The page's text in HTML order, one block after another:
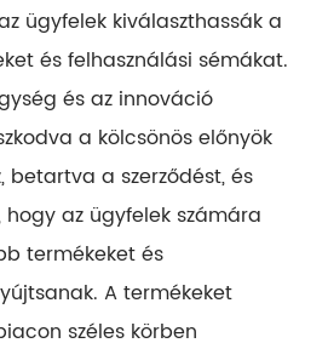
ügyfelek kiválaszthassák a
és felhasználási sémákat.
és az innováció
a kölcsönös előnyök
betartva a szerződést, és
az ügyfelek számára
termékeket és
A termékeket
széles körben